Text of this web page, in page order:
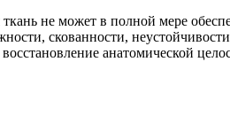
ткань не может в полной мере
скованности,
анатомической